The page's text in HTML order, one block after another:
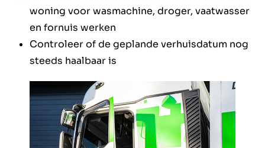
woning voor wasmachine, droger, vaatwasser
en fornuis werken
Controleer of de geplande verhuisdatum nog
steeds haalbaar is